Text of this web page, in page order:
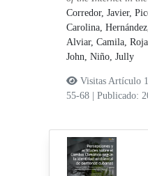
Corredor, Javier,
Carolina,
Alviar, Camila,
John,Niño, Jully
Visitas Artículo
55-68
|Publicado: